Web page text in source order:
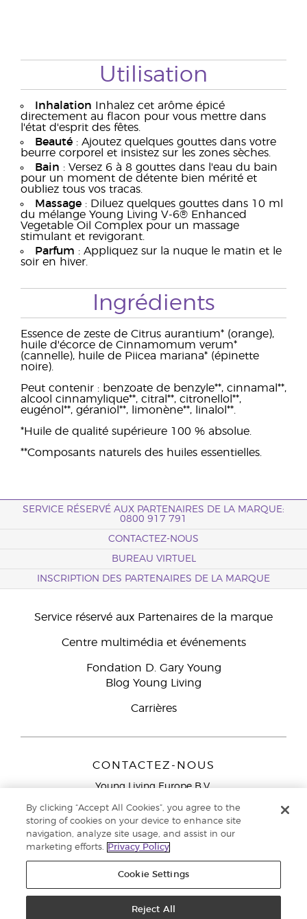
Utilisation
Inhalation Inhalez cet arôme épicé
directement au flacon pour vous mettre dans
l'état d'esprit des fêtes.
Beauté : Ajoutez quelques gouttes dans votre
beurre corporel et insistez sur les zones sèches.
Bain : Versez 6 à 8 gouttes dans l'eau du bain
pour un moment de détente bien mérité et
oubliez tous vos tracas.
Massage : Diluez quelques gouttes dans 10 ml
du mélange Young Living V-6® Enhanced
Vegetable Oil Complex pour un massage
stimulant et revigorant.
Parfum : Appliquez sur la nuque le matin et le
soir en hiver.
Ingrédients
Essence de zeste de Citrus aurantium* (orange),
huile d'écorce de Cinnamomum verum*
(cannelle), huile de Piicea mariana* (épinette
noire).
Peut contenir : benzoate de benzyle**, cinnamal**,
alcool cinnamylique**, citral**, citronellol**,
eugénol**, géraniol**, limonène**, linalol**.
*Huile de qualité supérieure 100 % absolue.
**Composants naturels des huiles essentielles.
SERVICE RÉSERVÉ AUX PARTENAIRES DE LA MARQUE:
0800 917 791
CONTACTEZ-NOUS
BUREAU VIRTUEL
INSCRIPTION DES PARTENAIRES DE LA MARQUE
Service réservé aux Partenaires de la marque
Centre multimédia et événements
Fondation D. Gary Young
Blog Young Living
Carrières
CONTACTEZ-NOUS
Young Living Europe B.V.
9727 AJ Groningen
Service réservé aux Partenaires de la marque
791
Politique de confidentialité
By clicking “Accept All Cookies”, you agree to the
storing of cookies on your device to enhance site
navigation, analyze site usage, and assist in our
marketing efforts.
Privacy Policy
Cookie Settings
Reject All